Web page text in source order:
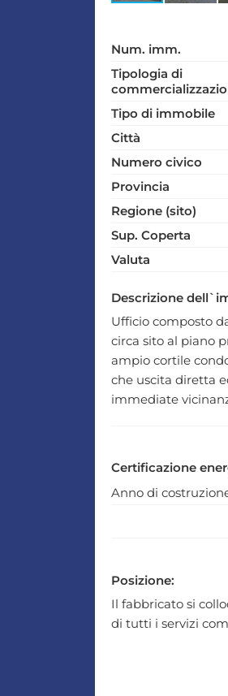
Num. imm.
Tipologia di
Tipo di immobile
Città
Numero civico
Provincia
Regione (sito)
Sup. Coperta
Valuta
Descrizione
Ufficio composto
circa sito al piano
ampio cortile
che uscita diretta
immediate
Certificazione
Anno di
Posizione:
Il fabbricato si
di tutti i servizi